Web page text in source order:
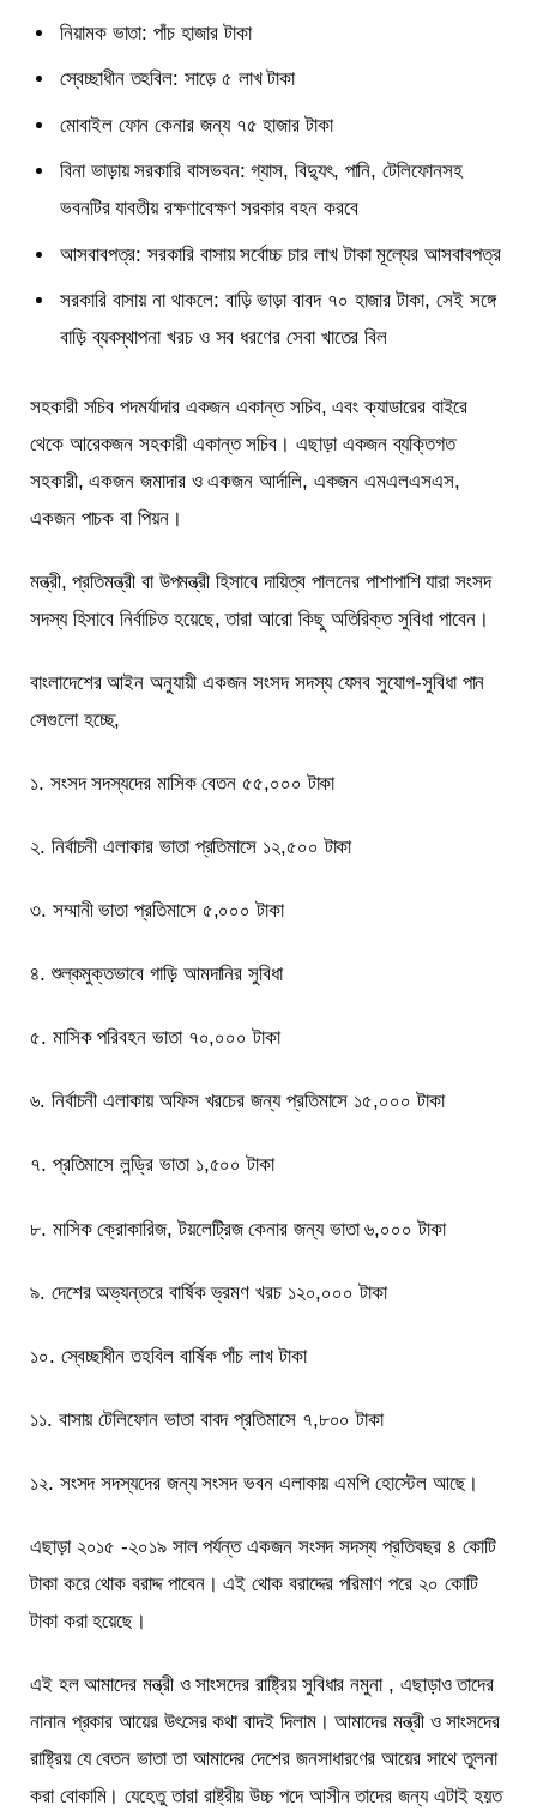
নিয়ামক ভাতা: পাঁচ হাজার টাকা
স্বেচ্ছাধীন তহবিল: সাড়ে ৫ লাখ টাকা
মোবাইল ফোন কেনার জন্য ৭৫ হাজার টাকা
বিনা ভাড়ায় সরকারি বাসভবন: গ্যাস, বিদ্যুৎ, পানি, টেলিফোনসহ
ভবনটির যাবতীয় রক্ষণাবেক্ষণ সরকার বহন করবে
আসবাবপত্র: সরকারি বাসায় সর্বোচ্চ চার লাখ টাকা মূল্যের আসবাবপত্র
সরকারি বাসায় না থাকলে: বাড়ি ভাড়া বাবদ ৭০ হাজার টাকা, সেই সঙ্গে
বাড়ি ব্যবস্থাপনা খরচ ও সব ধরণের সেবা খাতের বিল
সহকারী সচিব পদমর্যাদার একজন একান্ত সচিব, এবং ক্যাডারের বাইরে
থেকে আরেকজন সহকারী একান্ত সচিব। এছাড়া একজন ব্যক্তিগত
সহকারী, একজন জমাদার ও একজন আর্দালি, একজন এমএলএসএস,
একজন পাচক বা পিয়ন।
মন্ত্রী, প্রতিমন্ত্রী বা উপমন্ত্রী হিসাবে দায়িত্ব পালনের পাশাপাশি যারা সংসদ
সদস্য হিসাবে নির্বাচিত হয়েছে, তারা আরো কিছু অতিরিক্ত সুবিধা পাবেন।
বাংলাদেশের আইন অনুযায়ী একজন সংসদ সদস্য যেসব সুযোগ-সুবিধা পান
সেগুলো হচ্ছে,
১. সংসদ সদস্যদের মাসিক বেতন ৫৫,০০০ টাকা
২. নির্বাচনী এলাকার ভাতা প্রতিমাসে ১২,৫০০ টাকা
৩. সম্মানী ভাতা প্রতিমাসে ৫,০০০ টাকা
৪. শুল্কমুক্তভাবে গাড়ি আমদানির সুবিধা
৫. মাসিক পরিবহন ভাতা ৭০,০০০ টাকা
৬. নির্বাচনী এলাকায় অফিস খরচের জন্য প্রতিমাসে ১৫,০০০ টাকা
৭. প্রতিমাসে লন্ড্রি ভাতা ১,৫০০ টাকা
৮. মাসিক ক্রোকারিজ, টয়লেট্রিজ কেনার জন্য ভাতা ৬,০০০ টাকা
৯. দেশের অভ্যন্তরে বার্ষিক ভ্রমণ খরচ ১২০,০০০ টাকা
১০. স্বেচ্ছাধীন তহবিল বার্ষিক পাঁচ লাখ টাকা
১১. বাসায় টেলিফোন ভাতা বাবদ প্রতিমাসে ৭,৮০০ টাকা
১২. সংসদ সদস্যদের জন্য সংসদ ভবন এলাকায় এমপি হোস্টেল আছে।
এছাড়া ২০১৫ -২০১৯ সাল পর্যন্ত একজন সংসদ সদস্য প্রতিবছর ৪ কোটি
টাকা করে থোক বরাদ্দ পাবেন। এই থোক বরাদ্দের পরিমাণ পরে ২০ কোটি
টাকা করা হয়েছে।
এই হল আমাদের মন্ত্রী ও সাংসদের রাষ্ট্রিয় সুবিধার নমুনা , এছাড়াও তাদের
নানান প্রকার আয়ের উৎসের কথা বাদই দিলাম। আমাদের মন্ত্রী ও সাংসদের
রাষ্ট্রিয় যে বেতন ভাতা তা আমাদের দেশের জনসাধারণের আয়ের সাথে তুলনা
করা বোকামি। যেহেতু তারা রাষ্ট্রীয় উচ্চ পদে আসীন তাদের জন্য এটাই হয়ত